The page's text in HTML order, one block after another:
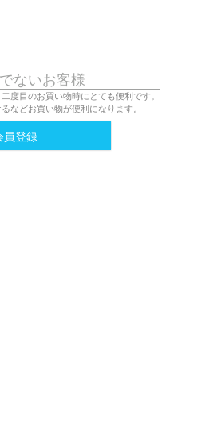
ないお客様
度目のお買い物時にとても便利です。
などお買い物が便利になります。
員登録